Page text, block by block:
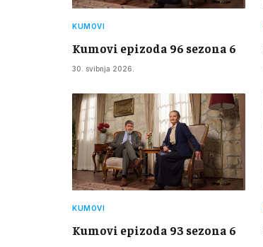
KUMOVI
Kumovi epizoda 96 sezona 6
30. svibnja 2026.
KUMOVI
Kumovi epizoda 93 sezona 6